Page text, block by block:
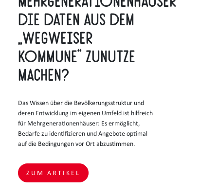
die Daten aus dem
„Wegweiser
Kommune“ zunutze
machen?
Das Wissen über die Bevölkerungsstruktur und
deren Entwicklung im eigenen Umfeld ist hilfreich
für Mehrgenerationenhäuser: Es ermöglicht,
Bedarfe zu identifizieren und Angebote optimal
auf die Bedingungen vor Ort abzustimmen.
ZUM ARTIKEL